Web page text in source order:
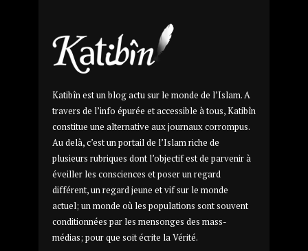
Katibîn est un blog actu sur le monde de l’Islam. A
travers de l’info épurée et accessible à tous, Katibîn
constitue une alternative aux journaux corrompus.
Au delà, c’est un portail de l’Islam riche de
plusieurs rubriques dont l’objectif est de parvenir à
éveiller les consciences et poser un regard
différent, un regard jeune et vif sur le monde
actuel; un monde où les populations sont souvent
conditionnées par les mensonges des mass-
médias; pour que soit écrite la Vérité.